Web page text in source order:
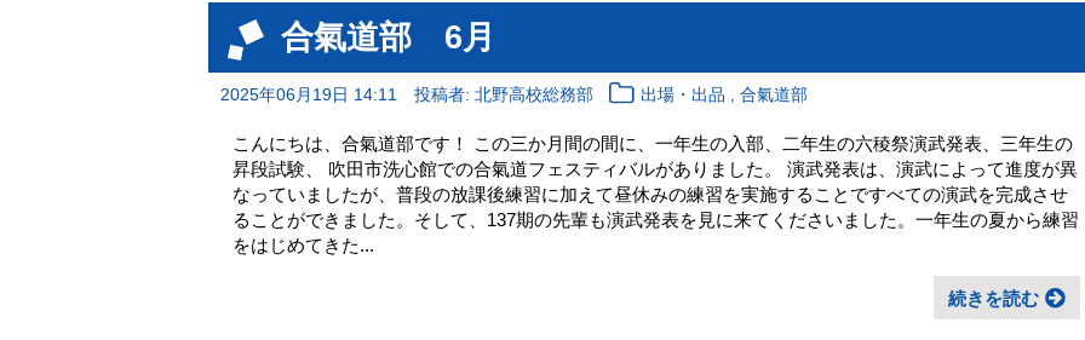
合氣道部 6月
2025年06月19日 14:11 投稿者: 北野高校総務部 出場・出品 ,合氣道部
こんにちは、合氣道部です！ この三か月間の間に、一年生の入部、二年生の六稜祭演武発表、三年生の
昇段試験、 吹田市洗心館での合氣道フェスティバルがありました。 演武発表は、演武によって進度が異
なっていましたが、普段の放課後練習に加えて昼休みの練習を実施することですべての演武を完成させ
ることができました。そして、137期の先輩も演武発表を見に来てくださいました。一年生の夏から練習
をはじめてきた...
続きを読む